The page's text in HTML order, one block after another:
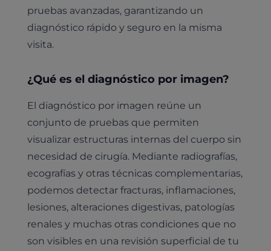
pruebas avanzadas, garantizando un
diagnóstico rápido y seguro en la misma
visita.
¿Qué es el diagnóstico por imagen?
El diagnóstico por imagen reúne un
conjunto de pruebas que permiten
visualizar estructuras internas del cuerpo sin
necesidad de cirugía. Mediante radiografías,
ecografías y otras técnicas complementarias,
podemos detectar fracturas, inflamaciones,
lesiones, alteraciones digestivas, patologías
renales y muchas otras condiciones que no
son visibles en una revisión superficial de tu